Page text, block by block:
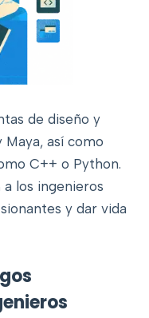
de diseño y
así como
C++ o Python.
los ingenieros
y dar vida